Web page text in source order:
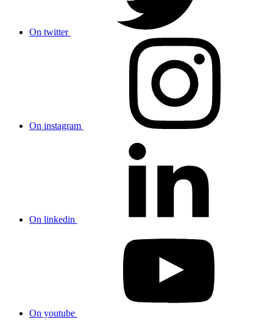
On twitter
On instagram
On linkedin
On youtube